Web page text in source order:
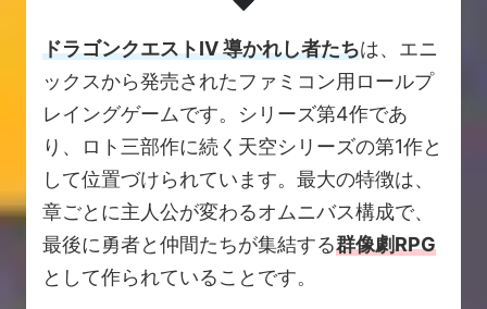
ドラゴンクエストIV 導かれし者たちは、エニ
ックスから発売されたファミコン用ロールプ
レイングゲームです。シリーズ第4作であ
り、ロト三部作に続く天空シリーズの第1作と
して位置づけられています。最大の特徴は、
章ごとに主人公が変わるオムニバス構成で、
最後に勇者と仲間たちが集結する群像劇RPG
として作られていることです。